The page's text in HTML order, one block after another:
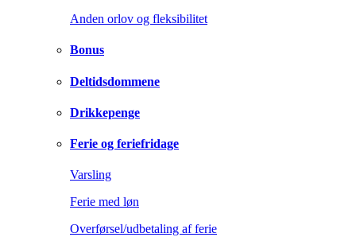
Anden orlov og fleksibilitet
Bonus
Deltidsdommene
Drikkepenge
Ferie og feriefridage
Varsling
Ferie med løn
Overførsel/udbetaling af ferie